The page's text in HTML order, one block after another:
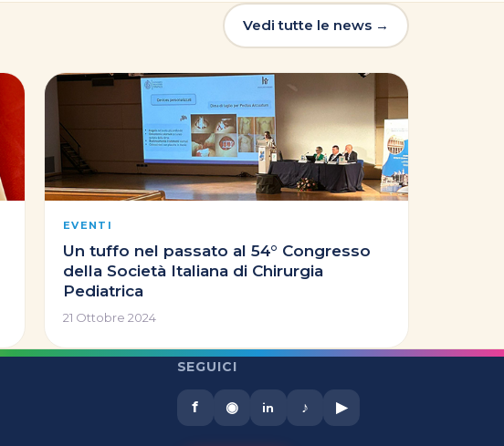
Vedi tutte le news →
EVENTI
Un tuffo nel passato al 54° Congresso
della Società Italiana di Chirurgia
Pediatrica
21 Ottobre 2024
SEGUICI
f ◉ in ♪ ▶